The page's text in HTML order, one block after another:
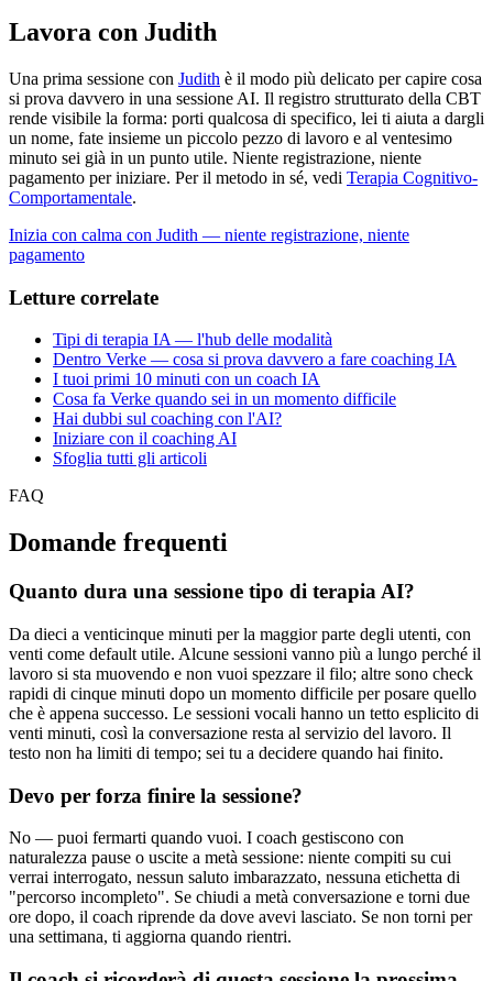
Lavora con Judith
Una prima sessione con Judith è il modo più delicato per capire cosa
si prova davvero in una sessione AI. Il registro strutturato della CBT
rende visibile la forma: porti qualcosa di specifico, lei ti aiuta a dargli
un nome, fate insieme un piccolo pezzo di lavoro e al ventesimo
minuto sei già in un punto utile. Niente registrazione, niente
pagamento per iniziare. Per il metodo in sé, vedi Terapia Cognitivo-
Comportamentale.
Inizia con calma con Judith — niente registrazione, niente
pagamento
Letture correlate
Tipi di terapia IA — l'hub delle modalità
Dentro Verke — cosa si prova davvero a fare coaching IA
I tuoi primi 10 minuti con un coach IA
Cosa fa Verke quando sei in un momento difficile
Hai dubbi sul coaching con l'AI?
Iniziare con il coaching AI
Sfoglia tutti gli articoli
FAQ
Domande frequenti
Quanto dura una sessione tipo di terapia AI?
Da dieci a venticinque minuti per la maggior parte degli utenti, con
venti come default utile. Alcune sessioni vanno più a lungo perché il
lavoro si sta muovendo e non vuoi spezzare il filo; altre sono check
rapidi di cinque minuti dopo un momento difficile per posare quello
che è appena successo. Le sessioni vocali hanno un tetto esplicito di
venti minuti, così la conversazione resta al servizio del lavoro. Il
testo non ha limiti di tempo; sei tu a decidere quando hai finito.
Devo per forza finire la sessione?
No — puoi fermarti quando vuoi. I coach gestiscono con
naturalezza pause o uscite a metà sessione: niente compiti su cui
verrai interrogato, nessun saluto imbarazzato, nessuna etichetta di
"percorso incompleto". Se chiudi a metà conversazione e torni due
ore dopo, il coach riprende da dove avevi lasciato. Se non torni per
una settimana, ti aggiorna quando rientri.